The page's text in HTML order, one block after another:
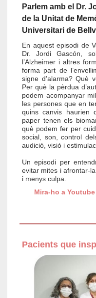
Parlem amb el Dr.
de la Unitat de
Universitari de
En aquest episodi de
Dr. Jordi Gascón,
l’Alzheimer i altres
forma part de
signe d’alarma? Què
Per què la pèrdua
podem acompanyar
les persones que en
quins canvis haurien
paper tenen els
què podem fer per
social, son, control
audició, visió i
Un episodi per
evitar mites i afrontar-
i menys culpa.
Mira-ho a Youtube
Pacients que